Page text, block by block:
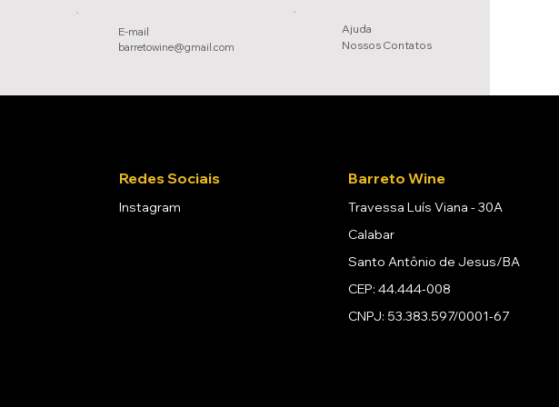
E-mail
barretowine@gmail.com
Ajuda
Nossos Contatos
Redes Sociais
Instagram
Barreto Wine
Travessa Luís Viana - 30A
Calabar
Santo Antônio de Jesus/BA
CEP: 44.444-008
CNPJ: 53.383.597/0001-67